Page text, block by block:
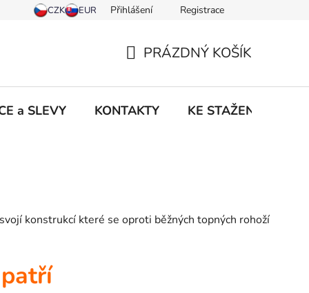
Přihlášení Registrace
KOŠÍK
PRÁZDNÝ KOŠÍK
a SLEVY KONTAKTY KE STAŽENÍ
konstrukcí které se oproti běžných topných rohoží